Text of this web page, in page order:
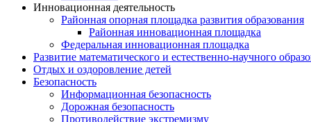
Инновационная деятельность
Районная опорная площадка развития образования
Районная инновационная площадка
Федеральная инновационная площадка
Развитие математического и естественно-научного
Отдых и оздоровление детей
Безопасность
Информационная безопасность
Дорожная безопасность
Противодействие экстремизму